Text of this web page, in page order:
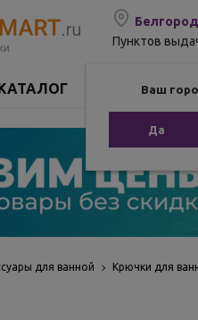
Белгород
Пунктов
Ваш
Да
для ванной Крючки для